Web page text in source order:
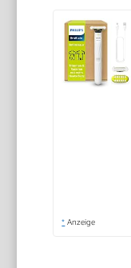
* Anzeige